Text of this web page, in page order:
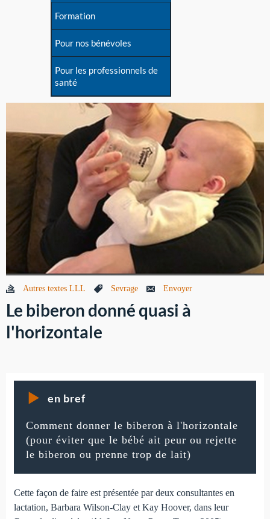
Formation
Pour nos bénévoles
Pour les professionnels de
santé
Autres textes LLL Sevrage Envoyer
Le biberon donné quasi à
l'horizontale
en bref
Comment donner le biberon à l'horizontale
(pour éviter que le bébé ait peur ou rejette
le biberon ou prenne trop de lait)
Cette façon de faire est présentée par deux consultantes en
lactation, Barbara Wilson-Clay et Kay Hoover, dans leur